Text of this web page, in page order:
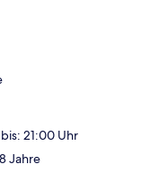
21:00 Uhr
Jahre